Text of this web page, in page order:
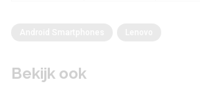
Bekijk ook